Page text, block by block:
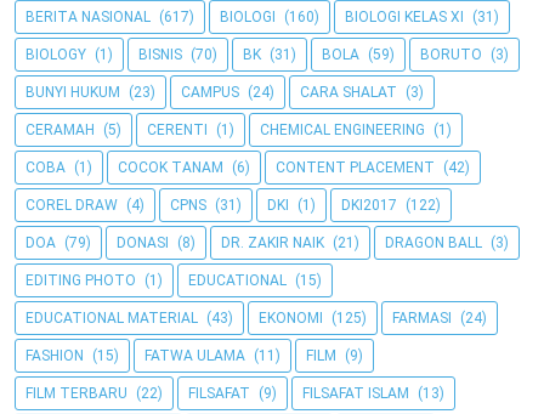
BERITA NASIONAL (617) BIOLOGI (160) BIOLOGI KELAS XI (31)
BIOLOGY (1) BISNIS (70) BK (31) BOLA (59) BORUTO (3)
BUNYI HUKUM (23) CAMPUS (24) CARA SHALAT (3)
CERAMAH (5) CERENTI (1) CHEMICAL ENGINEERING (1)
COBA (1) COCOK TANAM (6) CONTENT PLACEMENT (42)
COREL DRAW (4) CPNS (31) DKI (1) DKI2017 (122)
DOA (79) DONASI (8) DR. ZAKIR NAIK (21) DRAGON BALL (3)
EDITING PHOTO (1) EDUCATIONAL (15)
EDUCATIONAL MATERIAL (43) EKONOMI (125) FARMASI (24)
FASHION (15) FATWA ULAMA (11) FILM (9)
FILM TERBARU (22) FILSAFAT (9) FILSAFAT ISLAM (13)